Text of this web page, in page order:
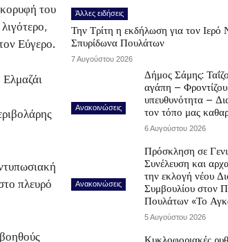
του
Εύγερο.
πλευρό
Άλλες ειδήσεις
Την Τρίτη η εκδήλωση για τον Ιερό
Σπυρίδωνα Πουλάτων
7 Αυγούστου 2026
Ανακοινώσεις
Δήμος Σάμης:
αγάπη –
υπευθυνότητα –
τον τόπο μας
6 Αυγούστου 2026
Ανακοινώσεις
Πρόσκληση σε
Συνέλευση και
την εκλογή νέου
Συμβουλίου στον
Πουλάτων «Το
5 Αυγούστου 2026
Κυκλοφοριακές